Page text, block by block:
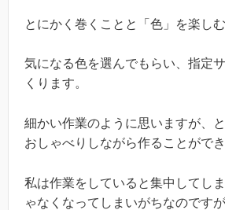
とにかく巻くことと「色」を楽し
気になる色を選んでもらい、指定
くります。
細かい作業のように思いますが、
おしゃべりしながら作ることがで
私は作業をしていると集中してし
ゃなくなってしまいがちなのですが